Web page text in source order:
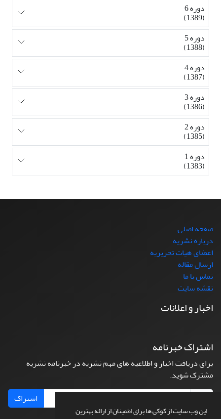
این وب سایت از کوکی ها برای اطمینان از ارائه بهترین
دوره 6
(1389)
دوره 5
(1388)
دوره 4
(1387)
دوره 3
(1386)
دوره 2
(1385)
دوره 1
(1383)
صفحه اصلی
درباره نشریه
اعضای هیات تحریریه
ارسال مقاله
تماس با ما
نقشه سایت
اخبار و اعلانات
اشتراک خبرنامه
برای دریافت اخبار و اطلاعیه های مهم نشریه در خبرنامه نشریه
مشترک شوید.
اشتراک